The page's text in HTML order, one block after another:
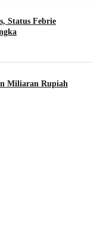
Status Febrie
Miliaran Rupiah